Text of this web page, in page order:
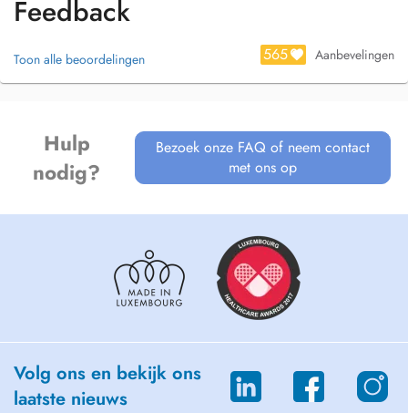
Feedback
Toon alle beoordelingen 565 Aanbevelingen
Hulp
nodig?
Bezoek onze FAQ of neem contact
met ons op
Volg ons en bekijk ons
laatste nieuws